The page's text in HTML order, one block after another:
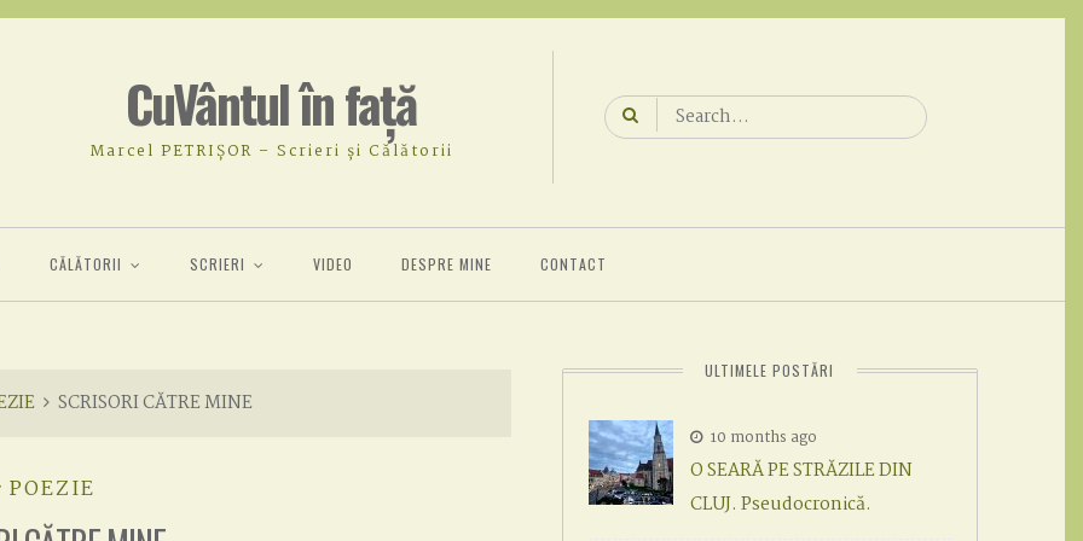
CuVântul în față
Marcel PETRIȘOR – Scrieri și Călătorii
Search
for:
CĂLĂTORII SCRIERI VIDEO DESPRE MINE CONTACT
SCRISORI CĂTRE MINE
POEZIE
ULTIMELE POSTĂRI
10 months ago
O SEARĂ PE STRĂZILE DIN
CLUJ. Pseudocronică.